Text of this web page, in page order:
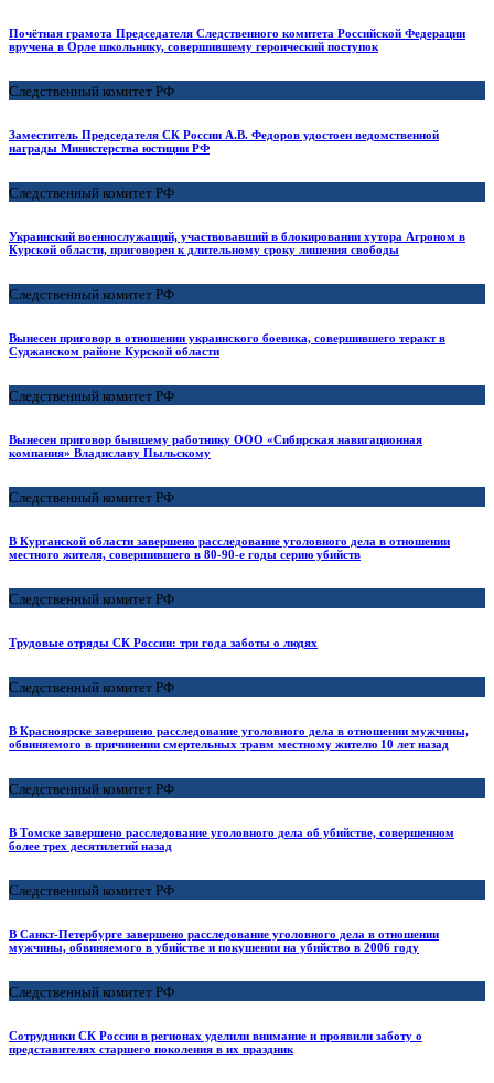
Почётная грамота Председателя Следственного комитета Российской Федерации
вручена в Орле школьнику, совершившему героический поступок
Следственный комитет РФ
Заместитель Председателя СК России А.В. Федоров удостоен ведомственной
награды Министерства юстиции РФ
Следственный комитет РФ
Украинский военнослужащий, участвовавший в блокировании хутора Агроном в
Курской области, приговорен к длительному сроку лишения свободы
Следственный комитет РФ
Вынесен приговор в отношении украинского боевика, совершившего теракт в
Суджанском районе Курской области
Следственный комитет РФ
Вынесен приговор бывшему работнику ООО «Сибирская навигационная
компания» Владиславу Пыльскому
Следственный комитет РФ
В Курганской области завершено расследование уголовного дела в отношении
местного жителя, совершившего в 80-90-е годы серию убийств
Следственный комитет РФ
Трудовые отряды СК России: три года заботы о людях
Следственный комитет РФ
В Красноярске завершено расследование уголовного дела в отношении мужчины,
обвиняемого в причинении смертельных травм местному жителю 10 лет назад
Следственный комитет РФ
В Томске завершено расследование уголовного дела об убийстве, совершенном
более трех десятилетий назад
Следственный комитет РФ
В Санкт-Петербурге завершено расследование уголовного дела в отношении
мужчины, обвиняемого в убийстве и покушении на убийство в 2006 году
Следственный комитет РФ
Сотрудники СК России в регионах уделили внимание и проявили заботу о
представителях старшего поколения в их праздник